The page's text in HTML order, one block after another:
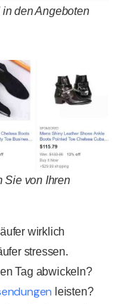
den Angeboten
Sie von Ihren
wirklich
stressen.
Tag abwickeln?
leisten?